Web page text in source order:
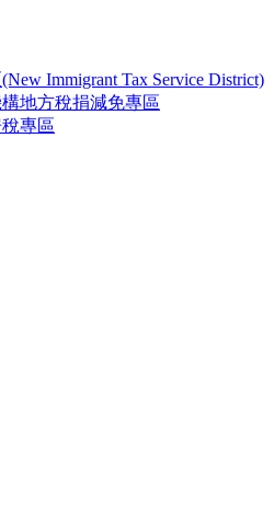
Immigrant Tax Service District)
地方稅捐減免專區
專區